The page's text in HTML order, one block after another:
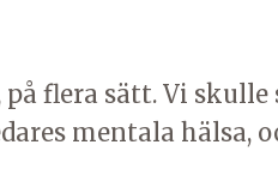
på flera sätt. Vi
mentala hälsa,